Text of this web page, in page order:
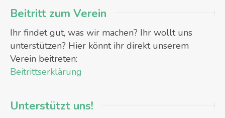
Beitritt zum Verein
Ihr findet gut, was wir machen? Ihr wollt uns
unterstützen? Hier könnt ihr direkt unserem
Verein beitreten:
Beitrittserklärung
Unterstützt uns!